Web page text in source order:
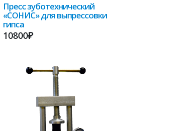
Пресс зуботехнический
«СОНИС» для выпрессовки
гипса
10800₽